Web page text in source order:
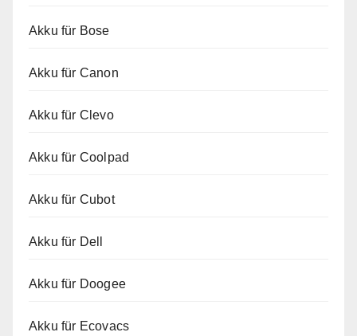
Akku für Bose
Akku für Canon
Akku für Clevo
Akku für Coolpad
Akku für Cubot
Akku für Dell
Akku für Doogee
Akku für Ecovacs